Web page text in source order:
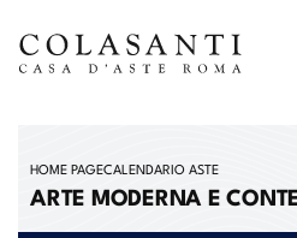
HOME PAGECALENDARIO ASTE
ARTE MODERNA E